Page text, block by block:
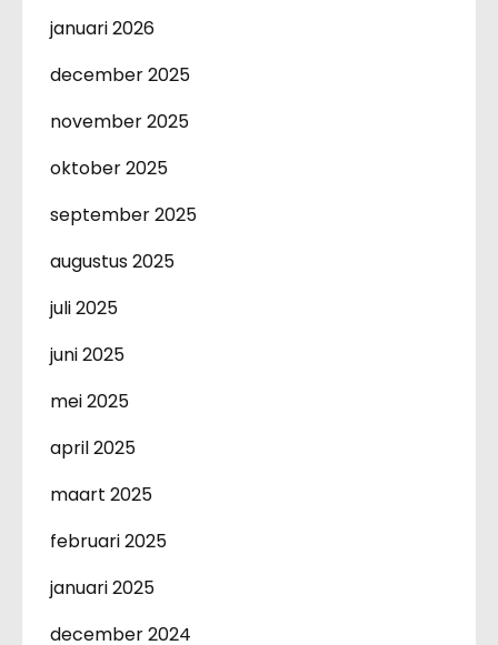
januari 2026
december 2025
november 2025
oktober 2025
september 2025
augustus 2025
juli 2025
juni 2025
mei 2025
april 2025
maart 2025
februari 2025
januari 2025
december 2024